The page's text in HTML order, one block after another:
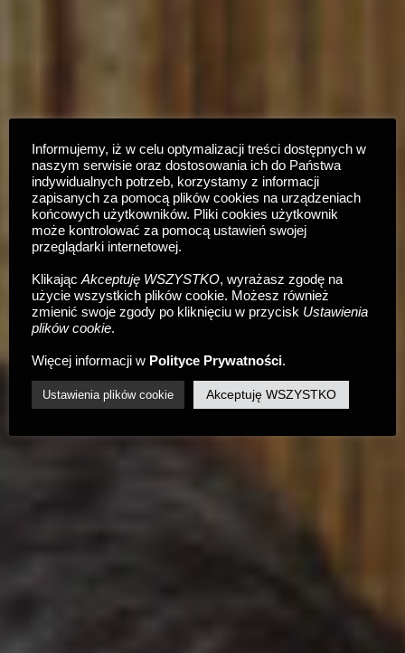
Informujemy, iż w celu optymalizacji treści dostępnych w
naszym serwisie oraz dostosowania ich do Państwa
indywidualnych potrzeb, korzystamy z informacji
zapisanych za pomocą plików cookies na urządzeniach
końcowych użytkowników. Pliki cookies użytkownik
może kontrolować za pomocą ustawień swojej
przeglądarki internetowej.
Klikając Akceptuję WSZYSTKO, wyrażasz zgodę na
użycie wszystkich plików cookie. Możesz również
zmienić swoje zgody po kliknięciu w przycisk Ustawienia
plików cookie.
Więcej informacji w Polityce Prywatności.
Ustawienia plików cookie Akceptuję WSZYSTKO